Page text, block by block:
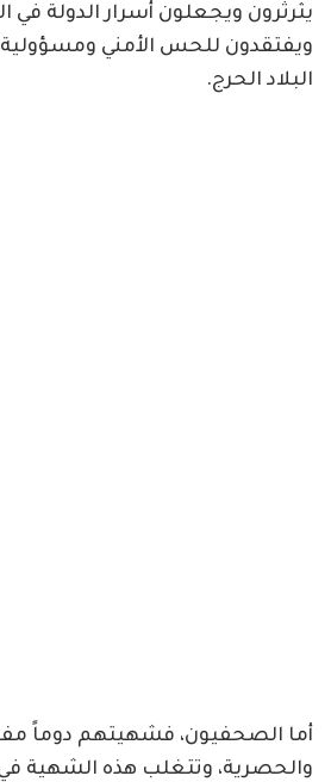
يثرثرون ويجعلون أسرار الدولة في
ويفتقدون للحس الأمني
البلاد الحرج.
أما الصحفيون، فشهيتهم دوماً
والحصرية، وتتغلب هذه الشهية